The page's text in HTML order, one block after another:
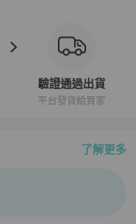
驗證通過出貨
平台發貨給買家
了解更多
程介紹